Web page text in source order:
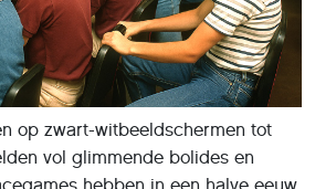
op zwart-witbeeldschermen tot
vol glimmende bolides en